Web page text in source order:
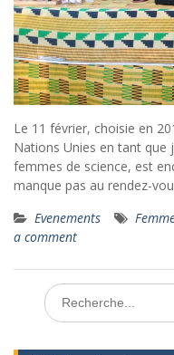
Le 11 février, choisie en
Nations Unies en tant
femmes de science, est
manque pas au rendez-
Evenements
a comment
Search
for: